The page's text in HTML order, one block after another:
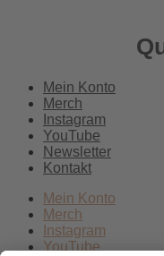
Mein Konto
Merch
Instagram
YouTube
Newsletter
Kontakt
Mein Konto
Merch
Instagram
YouTube